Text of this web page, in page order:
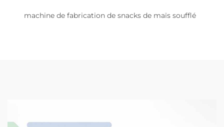
machine de fabrication de snacks de maïs soufflé